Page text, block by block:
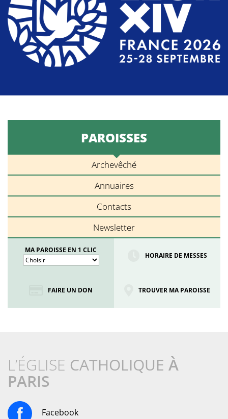
PAROISSES
Archevêché
Annuaires
Contacts
Newsletter
MA PAROISSE EN 1 CLIC
HORAIRE DE MESSES
FAIRE UN DON TROUVER MA PAROISSE
L’ÉGLISE CATHOLIQUE À
PARIS
Facebook